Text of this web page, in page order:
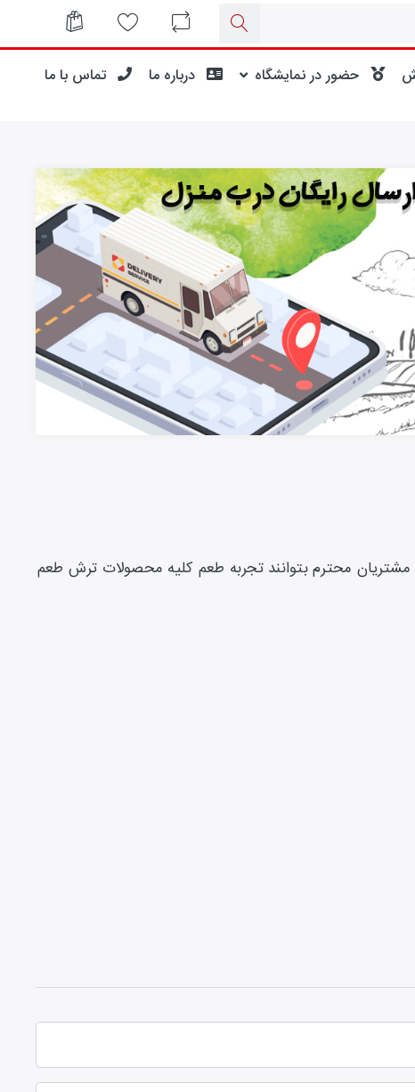
حضور در نمایشگاه درباره ما تماس با ما
محترم بتوانند تجربه طعم کلیه محصولات ترش طعم